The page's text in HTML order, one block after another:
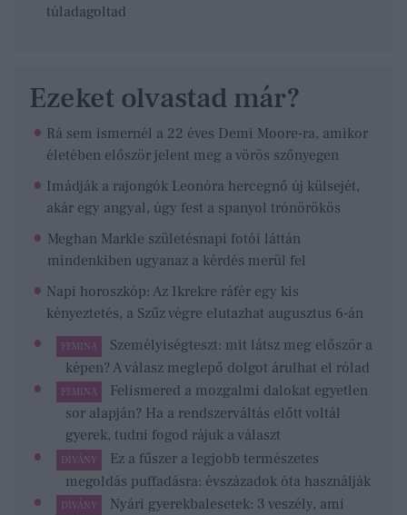
túladagoltad
Ezeket olvastad már?
Rá sem ismernél a 22 éves Demi Moore-ra, amikor
életében először jelent meg a vörös szőnyegen
Imádják a rajongók Leonóra hercegnő új külsejét,
akár egy angyal, úgy fest a spanyol trónörökös
Meghan Markle születésnapi fotói láttán
mindenkiben ugyanaz a kérdés merül fel
Napi horoszkóp: Az Ikrekre ráfér egy kis
kényeztetés, a Szűz végre elutazhat augusztus 6-án
FEMINA
Személyiségteszt: mit látsz meg először a
képen? A válasz meglepő dolgot árulhat el rólad
FEMINA
Felismered a mozgalmi dalokat egyetlen
sor alapján? Ha a rendszerváltás előtt voltál
gyerek, tudni fogod rájuk a választ
DÍVÁNY
Ez a fűszer a legjobb természetes
megoldás puffadásra: évszázadok óta használják
DÍVÁNY
Nyári gyerekbalesetek: 3 veszély, ami